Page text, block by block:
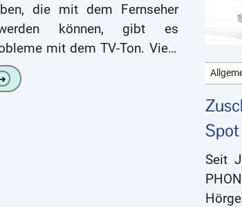
die mit dem Fernseher
können, gibt es
mit dem TV-Ton. Viele
Hotline erzählen uns,
Seit